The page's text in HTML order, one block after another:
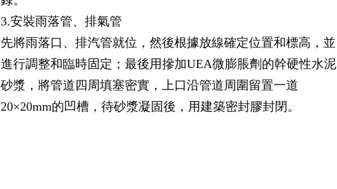
3.安裝雨落管、排氣管
先將雨落口、排汽管就位，然後根據放線確定位置和標高，並
進行調整和臨時固定；最後用摻加UEA微膨脹劑的幹硬性水泥
砂漿，將管道四周填塞密實，上口沿管道周圍留置一道
20×20mm的凹槽，待砂漿凝固後，用建築密封膠封閉。